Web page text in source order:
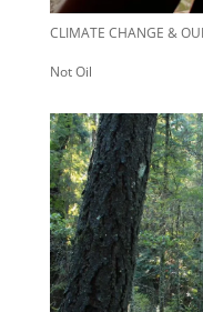
CLIMATE CHANGE &
Not Oil